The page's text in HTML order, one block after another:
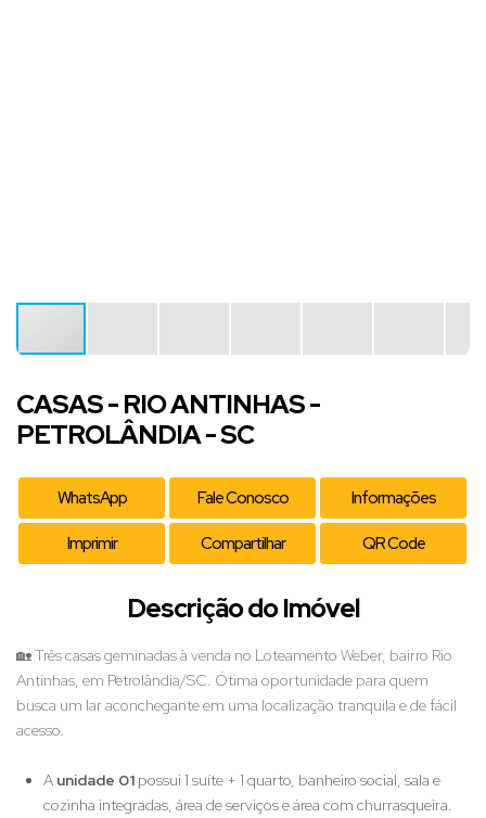
CASAS - RIO ANTINHAS -
PETROLÂNDIA - SC
WhatsApp Fale Conosco Informações
Imprimir Compartilhar QR Code
Descrição do Imóvel
🏡 Três casas geminadas à venda no Loteamento Weber, bairro Rio
Antinhas, em Petrolândia/SC. Ótima oportunidade para quem
busca um lar aconchegante em uma localização tranquila e de fácil
acesso.
A unidade 01 possui 1 suíte + 1 quarto, banheiro social, sala e
cozinha integradas, área de serviços e área com churrasqueira.